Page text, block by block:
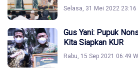
Selasa, 31 Mei 2022 23:16
Gus Yani: Pupuk
Kita Siapkan KUR
Rabu, 15 Sep 2021 06:49